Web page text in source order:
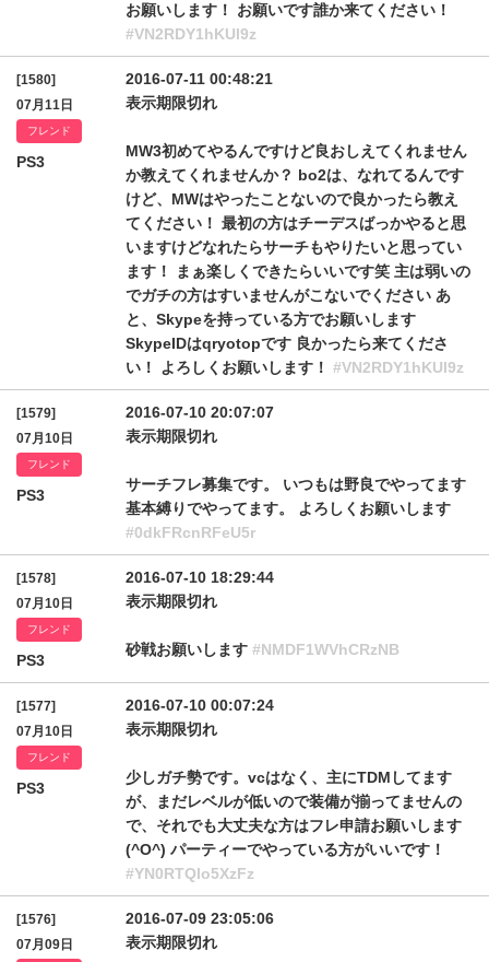
お願いします！ お願いです誰か来てください！
#VN2RDY1hKUl9z
[1580]
07月11日
フレンド
PS3
2016-07-11 00:48:21
表示期限切れ
MW3初めてやるんですけど良おしえてくれません
か教えてくれませんか？ bo2は、なれてるんです
けど、MWはやったことないので良かったら教え
てください！ 最初の方はチーデスばっかやると思
いますけどなれたらサーチもやりたいと思ってい
ます！ まぁ楽しくできたらいいです笑 主は弱いの
でガチの方はすいませんがこないでください あ
と、Skypeを持っている方でお願いします
SkypeIDはqryotopです 良かったら来てくださ
い！ よろしくお願いします！ #VN2RDY1hKUl9z
[1579]
07月10日
フレンド
PS3
2016-07-10 20:07:07
表示期限切れ
サーチフレ募集です。 いつもは野良でやってます
基本縛りでやってます。 よろしくお願いします
#0dkFRcnRFeU5r
[1578]
07月10日
フレンド
PS3
2016-07-10 18:29:44
表示期限切れ
砂戦お願いします #NMDF1WVhCRzNB
[1577]
07月10日
フレンド
PS3
2016-07-10 00:07:24
表示期限切れ
少しガチ勢です。vcはなく、主にTDMしてます
が、まだレベルが低いので装備が揃ってませんの
で、それでも大丈夫な方はフレ申請お願いします
(^O^) パーティーでやっている方がいいです！
#YN0RTQlo5XzFz
[1576]
07月09日
2016-07-09 23:05:06
表示期限切れ